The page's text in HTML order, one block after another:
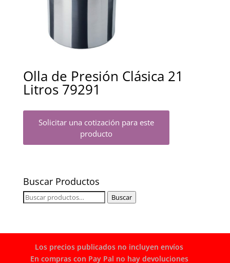
Olla de Presión Clásica 21
Litros 79291
Solicitar una cotización para este
producto
Buscar Productos
Buscar
Buscar
Los precios publicados no incluyen envíos
En compras con Pay Pal no hay devoluciones